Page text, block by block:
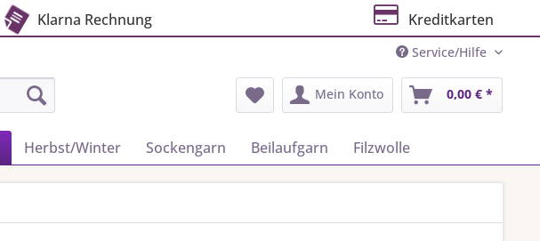
Klarna Rechnung Kreditkarten
Service/Hilfe
Mein Konto 0,00 € *
Herbst/Winter Sockengarn Beilaufgarn Filzwolle